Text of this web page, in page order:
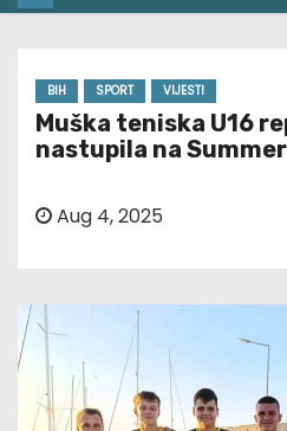
BIH SPORT VIJESTI
Muška teniska U16
nastupila na
Aug 4, 2025